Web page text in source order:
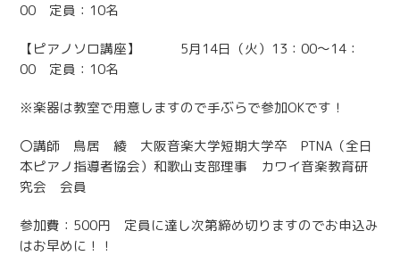
00 定員：10名
【ピアノソロ講座】 5月14日（火）13：00〜14：
00 定員：10名
※楽器は教室で用意しますので手ぶらで参加OKです！
〇講師 鳥居 綾 大阪音楽大学短期大学卒 PTNA（全日
本ピアノ指導者協会）和歌山支部理事 カワイ音楽教育研
究会 会員
参加費：500円 定員に達し次第締め切りますのでお申込み
はお早めに！！